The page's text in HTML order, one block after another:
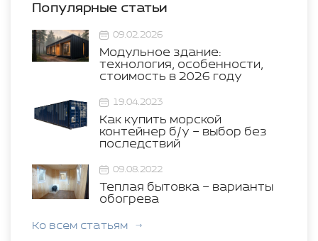
Популярные статьи
09.02.2026
Модульное здание:
технология, особенности,
стоимость в 2026 году
19.04.2023
Как купить морской
контейнер б/у – выбор без
последствий
09.08.2022
Теплая бытовка – варианты
обогрева
Ко всем статьям